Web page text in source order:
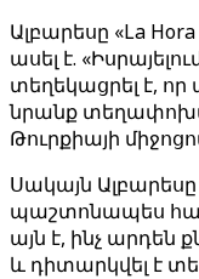
Ալբարեսը «La
ասել է.
տեղեկացրել է,
նրանք
Թուրքիայի
Սակայն
պաշտոնապես
այն է, ինչ արդեն
և դիտարկվել է